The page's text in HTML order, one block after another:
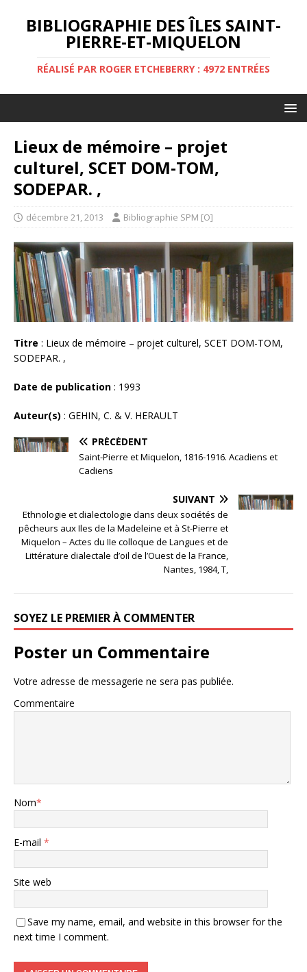
BIBLIOGRAPHIE DES ÎLES SAINT-
PIERRE-ET-MIQUELON
RÉALISÉ PAR ROGER ETCHEBERRY : 4972 ENTRÉES
Lieux de mémoire – projet
culturel, SCET DOM-TOM,
SODEPAR. ,
décembre 21, 2013 Bibliographie SPM [O]
Titre : Lieux de mémoire – projet culturel, SCET DOM-TOM,
SODEPAR. ,
Date de publication : 1993
Auteur(s) : GEHIN, C. & V. HERAULT
PRÉCÉDENT
Saint-Pierre et Miquelon, 1816-1916. Acadiens et
Cadiens
SUIVANT
Ethnologie et dialectologie dans deux sociétés de
pêcheurs aux Iles de la Madeleine et à St-Pierre et
Miquelon – Actes du IIe colloque de Langues et de
Littérature dialectale d’oil de l’Ouest de la France,
Nantes, 1984, T,
SOYEZ LE PREMIER À COMMENTER
Poster un Commentaire
Votre adresse de messagerie ne sera pas publiée.
Commentaire
Nom*
E-mail *
Site web
Save my name, email, and website in this browser for the
next time I comment.